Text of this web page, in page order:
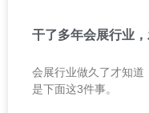
干了多年会展行业
会展行业做久了才知道
是下面这3件事。